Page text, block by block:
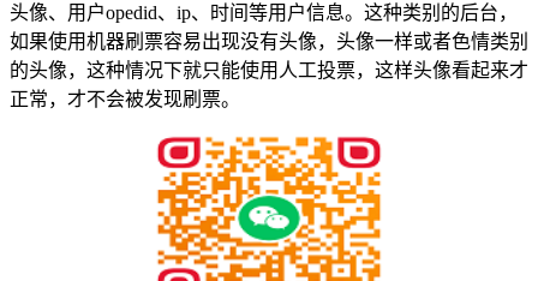
头像、用户opedid、ip、时间等用户信息。这种类别的后台，
如果使用机器刷票容易出现没有头像，头像一样或者色情类别
的头像，这种情况下就只能使用人工投票，这样头像看起来才
正常，才不会被发现刷票。